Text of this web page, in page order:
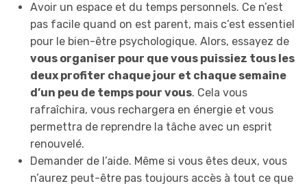
Avoir un espace et du temps personnels. Ce n’est
pas facile quand on est parent, mais c’est essentiel
pour le bien-être psychologique. Alors, essayez de
vous organiser pour que vous puissiez tous les
deux profiter chaque jour et chaque semaine
d’un peu de temps pour vous. Cela vous
rafraîchira, vous rechargera en énergie et vous
permettra de reprendre la tâche avec un esprit
renouvelé.
Demander de l’aide. Même si vous êtes deux, vous
n’aurez peut-être pas toujours accès à tout ce que